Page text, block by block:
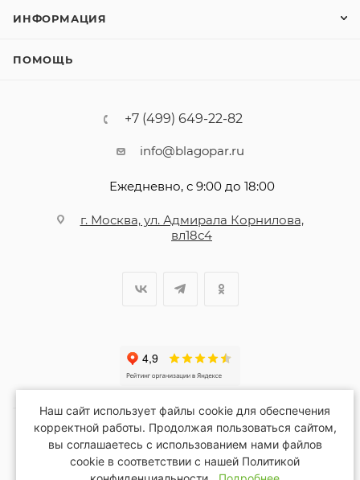
ИНФОРМАЦИЯ
ПОМОЩЬ
+7 (499) 649-22-82
info@blagopar.ru
Ежедневно, с 9:00 до 18:00
г. Москва, ул. Адмирала Корнилова,
вл18с4
2026 © Благопар
Наш сайт использует файлы cookie для обеспечения
корректной работы. Продолжая пользоваться сайтом,
вы соглашаетесь с использованием нами файлов
cookie в соответствии с нашей Политикой